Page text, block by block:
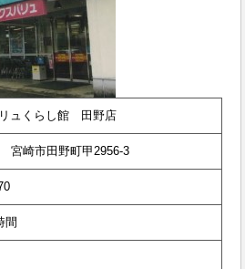
ュくらし館 田野店
宮崎市田野町甲2956-3
間